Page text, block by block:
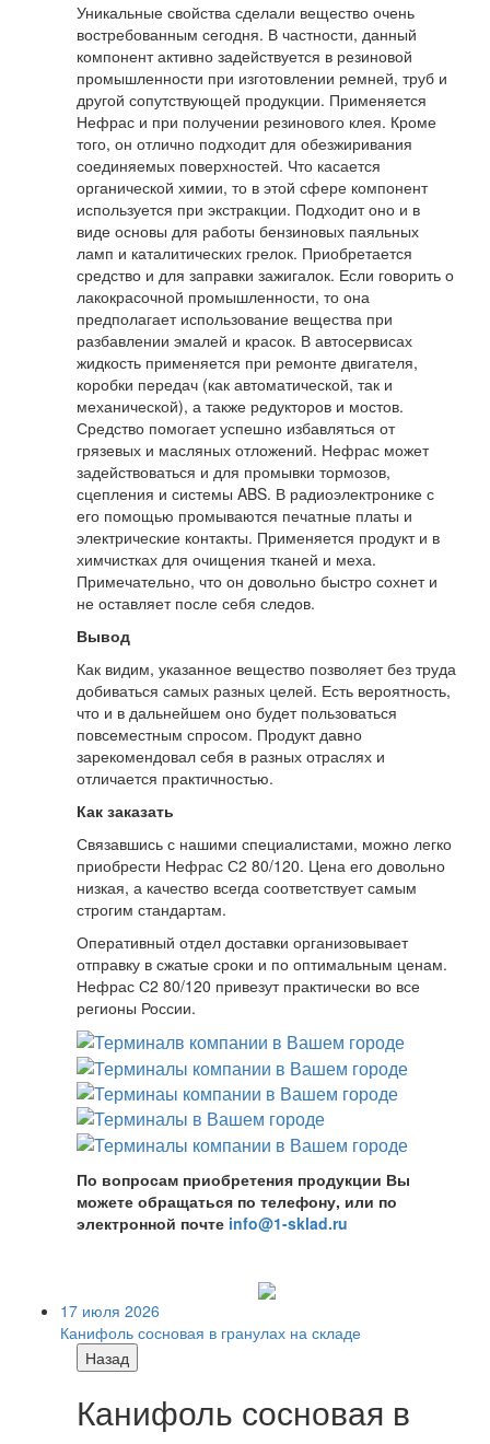
Уникальные свойства сделали вещество очень
востребованным сегодня. В частности, данный
компонент активно задействуется в резиновой
промышленности при изготовлении ремней, труб и
другой сопутствующей продукции. Применяется
Нефрас и при получении резинового клея. Кроме
того, он отлично подходит для обезжиривания
соединяемых поверхностей. Что касается
органической химии, то в этой сфере компонент
используется при экстракции. Подходит оно и в
виде основы для работы бензиновых паяльных
ламп и каталитических грелок. Приобретается
средство и для заправки зажигалок. Если говорить о
лакокрасочной промышленности, то она
предполагает использование вещества при
разбавлении эмалей и красок. В автосервисах
жидкость применяется при ремонте двигателя,
коробки передач (как автоматической, так и
механической), а также редукторов и мостов.
Средство помогает успешно избавляться от
грязевых и масляных отложений. Нефрас может
задействоваться и для промывки тормозов,
сцепления и системы ABS. В радиоэлектронике с
его помощью промываются печатные платы и
электрические контакты. Применяется продукт и в
химчистках для очищения тканей и меха.
Примечательно, что он довольно быстро сохнет и
не оставляет после себя следов.
Вывод
Как видим, указанное вещество позволяет без труда
добиваться самых разных целей. Есть вероятность,
что и в дальнейшем оно будет пользоваться
повсеместным спросом. Продукт давно
зарекомендовал себя в разных отраслях и
отличается практичностью.
Как заказать
Связавшись с нашими специалистами, можно легко
приобрести Нефрас С2 80/120. Цена его довольно
низкая, а качество всегда соответствует самым
строгим стандартам.
Оперативный отдел доставки организовывает
отправку в сжатые сроки и по оптимальным ценам.
Нефрас С2 80/120 привезут практически во все
регионы России.
По вопросам приобретения продукции Вы
можете обращаться по телефону, или по
электронной почте info@1-sklad.ru
17 июля 2026
Канифоль сосновая в гранулах на складе
Назад
Канифоль сосновая в